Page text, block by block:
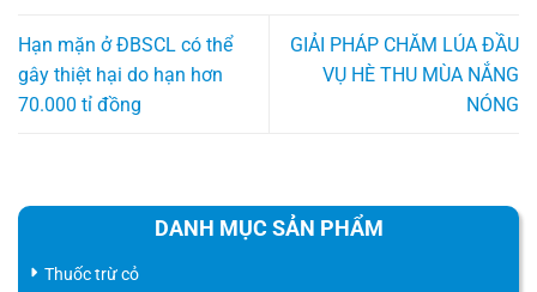
Hạn mặn ở ĐBSCL có thể
gây thiệt hại do hạn hơn
70.000 tỉ đồng
GIẢI PHÁP CHĂM LÚA ĐẦU
VỤ HÈ THU MÙA NẮNG
NÓNG
DANH MỤC SẢN PHẨM
Thuốc trừ cỏ